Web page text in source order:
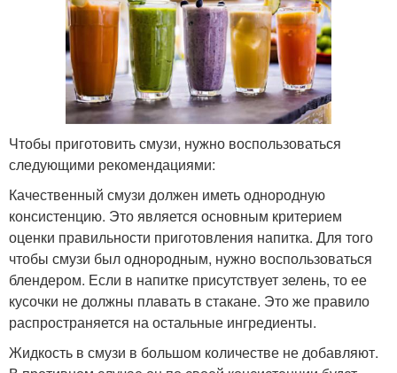
Чтобы приготовить смузи, нужно воспользоваться
следующими рекомендациями:
Качественный смузи должен иметь однородную
консистенцию. Это является основным критерием
оценки правильности приготовления напитка. Для того
чтобы смузи был однородным, нужно воспользоваться
блендером. Если в напитке присутствует зелень, то ее
кусочки не должны плавать в стакане. Это же правило
распространяется на остальные ингредиенты.
Жидкость в смузи в большом количестве не добавляют.